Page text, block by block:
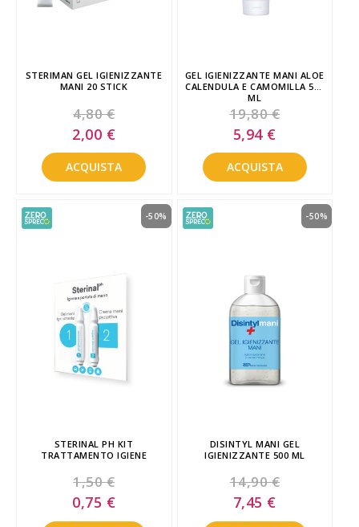
STERIMAN GEL IGIENIZZANTE
MANI 20 STICK
4,80 €
Special
Price
2,00 €
ACQUISTA
GEL IGIENIZZANTE MANI ALOE
CALENDULA E CAMOMILLA 500
ML
19,80 €
Special
Price
5,94 €
ACQUISTA
STERINAL PH KIT
TRATTAMENTO IGIENE
1,50 €
-50%
Special
Price
0,75 €
DISINTYL MANI GEL
IGIENIZZANTE 500 ML
14,90 €
-50%
Special
Price
7,45 €